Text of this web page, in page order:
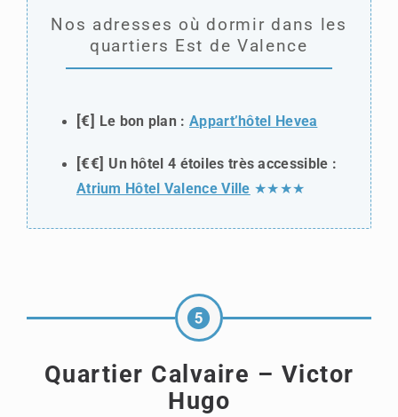
Nos adresses où dormir dans les
quartiers Est de Valence
[€] Le bon plan : Appart’hôtel Hevea
[€€] Un hôtel 4 étoiles très accessible :
Atrium Hôtel Valence Ville ★★★★
Quartier Calvaire – Victor
Hugo